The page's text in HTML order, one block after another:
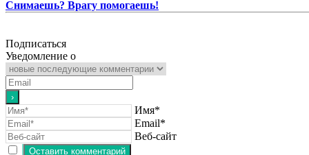
Снимаешь? Врагу помогаешь!
Подписаться
Уведомление о
Имя*
Email*
Веб-сайт